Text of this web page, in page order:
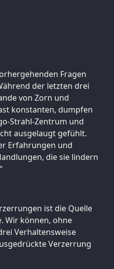
Fragen
der letzten drei
von Zorn und
konstanten, dumpfen
Strahl-Zentrum und
ausgelaugt gefühlt.
Erfahrungen und
die sie lindern
ist die Quelle
Wir können, ohne
Verhaltensweise
Verzerrung